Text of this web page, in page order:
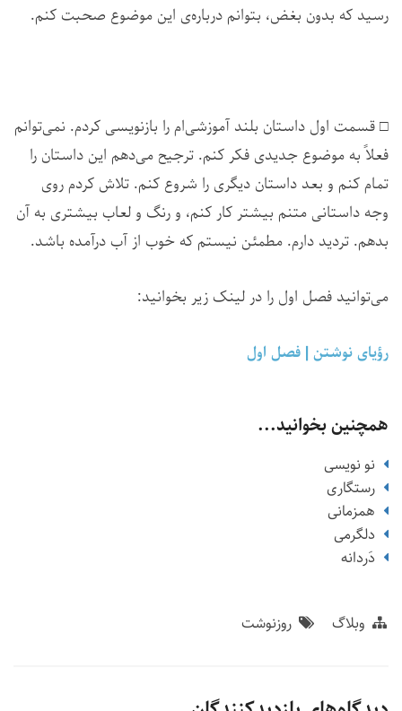
رسید که بدون بغض، بتوانم درباره‌ی این موضوع صحبت کنم.
□ قسمت اول داستان بلند آموزشی‌ام را بازنویسی کردم. نمی‌توانم
فعلاً به موضوع جدیدی فکر کنم. ترجیح می‌دهم این داستان را
تمام کنم و بعد داستان دیگری را شروع کنم. تلاش کردم روی
وجه داستانی متنم بیشتر کار کنم، و رنگ و لعاب بیشتری به آن
بدهم. تردید دارم. مطمئن نیستم که خوب از آب درآمده باشد.
می‌توانید فصل اول را در لینک زیر بخوانید:
رؤیای نوشتن | فصل اول
همچنین بخوانید...
نو نویسی
رستگاری
همزمانی
دلگرمی
دَردانه
وبلاگ روزنوشت